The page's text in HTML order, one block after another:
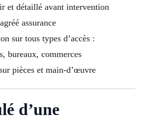
et détaillé avant intervention
assurance
sur tous types d’accès :
bureaux, commerces
pièces et main-d’œuvre
d’une